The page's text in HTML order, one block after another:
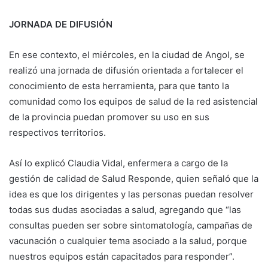
JORNADA DE DIFUSIÓN
En ese contexto, el miércoles, en la ciudad de Angol, se
realizó una jornada de difusión orientada a fortalecer el
conocimiento de esta herramienta, para que tanto la
comunidad como los equipos de salud de la red asistencial
de la provincia puedan promover su uso en sus
respectivos territorios.
Así lo explicó Claudia Vidal, enfermera a cargo de la
gestión de calidad de Salud Responde, quien señaló que la
idea es que los dirigentes y las personas puedan resolver
todas sus dudas asociadas a salud, agregando que “las
consultas pueden ser sobre sintomatología, campañas de
vacunación o cualquier tema asociado a la salud, porque
nuestros equipos están capacitados para responder”.